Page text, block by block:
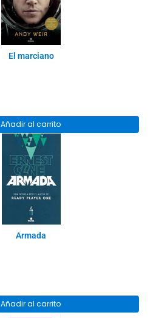
El marciano
Añadir al carrito
Armada
Añadir al carrito